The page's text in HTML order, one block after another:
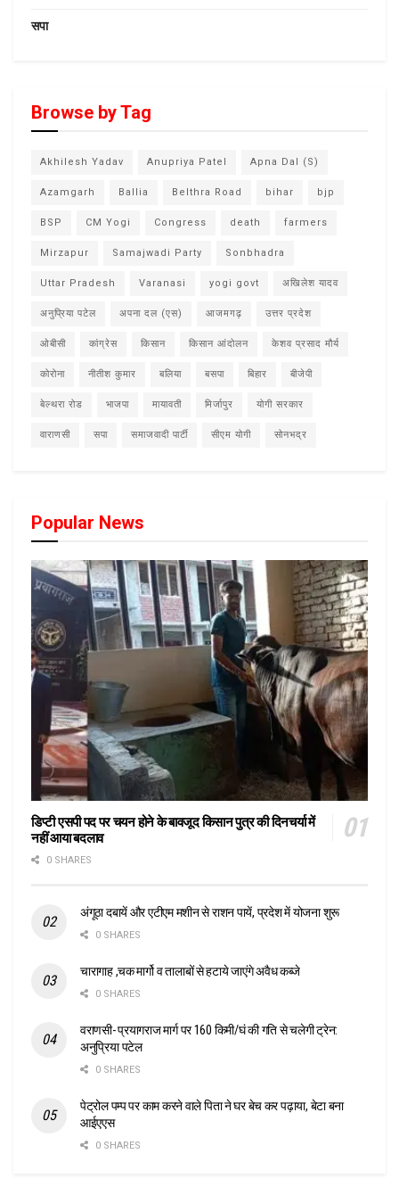
सपा
Browse by Tag
Akhilesh Yadav Anupriya Patel Apna Dal (S)
Azamgarh Ballia Belthra Road bihar bjp
BSP CM Yogi Congress death farmers
Mirzapur Samajwadi Party Sonbhadra
Uttar Pradesh Varanasi yogi govt अखिलेश यादव
अनुप्रिया पटेल अपना दल (एस) आजमगढ़ उत्तर प्रदेश
ओबीसी कांग्रेस किसान किसान आंदोलन केशव प्रसाद मौर्य
कोरोना नीतीश कुमार बलिया बसपा बिहार बीजेपी
बेल्थरा रोड भाजपा मायावती मिर्जापुर योगी सरकार
वाराणसी सपा समाजवादी पार्टी सीएम योगी सोनभद्र
Popular News
डिप्टी एसपी पद पर चयन होने के बावजूद किसान पुत्र की दिनचर्या में
नहीं आया बदलाव
0 SHARES
अंगूठा दबायें और एटीएम मशीन से राशन पायें, प्रदेश में योजना शुरू
0 SHARES
चारागाह ,चक मार्गो व तालाबों से हटाये जाएंगे अवैध कब्जे
0 SHARES
वराणसी- प्रयागराज मार्ग पर 160 किमी/घं की गति से चलेगी ट्रेन:
अनुप्रिया पटेल
0 SHARES
पेट्रोल पम्प पर काम करने वाले पिता ने घर बेच कर पढ़ाया, बेटा बना
आईएएस
0 SHARES